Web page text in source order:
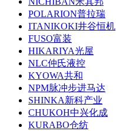
POLARION普拉瑞
ITANIKOKI井谷恒机
FUSO富装
HIKARIYA光屋
NLC仲氏液控
KYOWA共和
NPM脉冲步进马达
SHINKA新科产业
CHUKOH中兴化成
KURABO仓纺